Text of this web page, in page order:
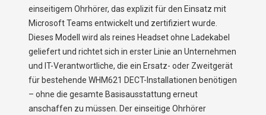
einseitigem Ohrhörer, das explizit für den Einsatz mit
Microsoft Teams entwickelt und zertifiziert wurde.
Dieses Modell wird als reines Headset ohne Ladekabel
geliefert und richtet sich in erster Linie an Unternehmen
und IT-Verantwortliche, die ein Ersatz- oder Zweitgerät
für bestehende WHM621 DECT-Installationen benötigen
– ohne die gesamte Basisausstattung erneut
anschaffen zu müssen. Der einseitige Ohrhörer